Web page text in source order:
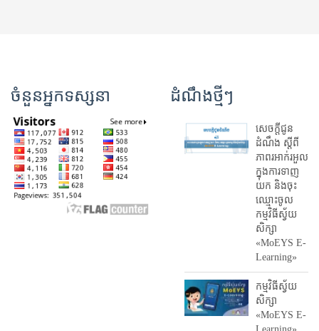
ចំនួនអ្នកទស្សនា ដំណឹងថ្មីៗ
សេចក្តីជូន
ដំណឹង ស្តី​ពី
ភាព​រអាក់រអួល​
ក្នុងការ​ទាញ​
យក និង​ចុះ​
ឈ្មោះ​ចូល​
កម្មវិធី​ស្វ័យ
សិក្សា
«MoEYS E-
Learning»
កម្មវិធីស្វ័យ
សិក្សា
«MoEYS E-